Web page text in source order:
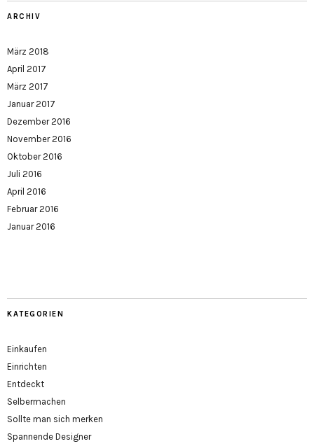
ARCHIV
März 2018
April 2017
März 2017
Januar 2017
Dezember 2016
November 2016
Oktober 2016
Juli 2016
April 2016
Februar 2016
Januar 2016
KATEGORIEN
Einkaufen
Einrichten
Entdeckt
Selbermachen
Sollte man sich merken
Spannende Designer